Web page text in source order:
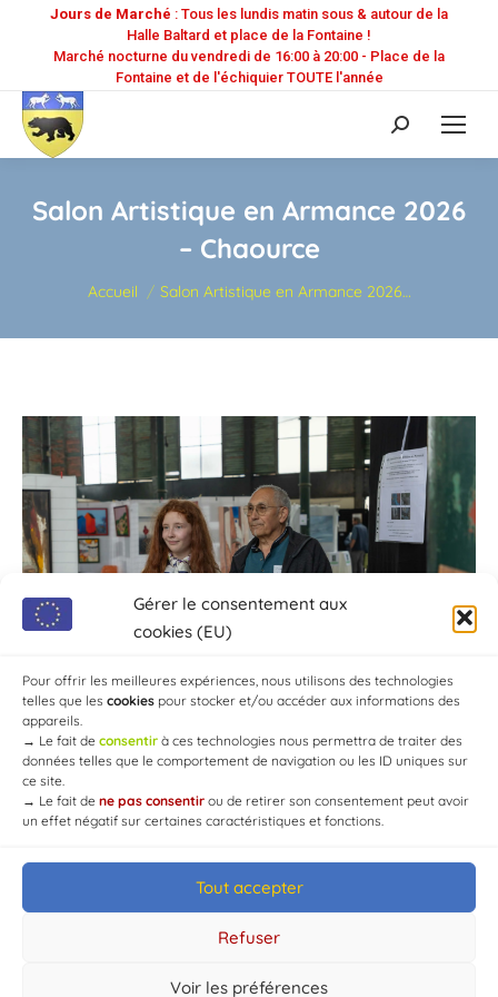
Gérer le consentement aux
cookies (EU)
Pour offrir les meilleures expériences, nous utilisons des technologies
telles que les cookies pour stocker et/ou accéder aux informations des
appareils.
→ Le fait de consentir à ces technologies nous permettra de traiter des
données telles que le comportement de navigation ou les ID uniques sur
ce site.
→ Le fait de ne pas consentir ou de retirer son consentement peut avoir
un effet négatif sur certaines caractéristiques et fonctions.
Tout accepter
Refuser
Voir les préférences
Jours de Marché : Tous les lundis matin sous & autour de la
Halle Baltard et place de la Fontaine !
Marché nocturne du vendredi de 16:00 à 20:00 - Place de la
Fontaine et de l'échiquier TOUTE l'année
Recherche
:
Salon Artistique en Armance 2026
– Chaource
Vous êtes ici :
Accueil Salon Artistique en Armance 2026…
© Mairie de Chaource [2004-2024] | Tous droits réservés.
Developed byWEB3-DESIGN